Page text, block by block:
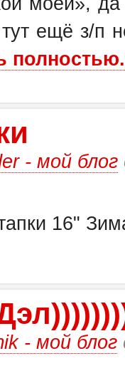
ещё з/п
- мой блог
16"
- мой блог